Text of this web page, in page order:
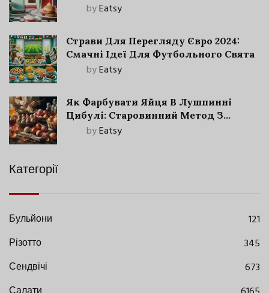
byEatsy
Страви Для Перегляду Євро 2024:
Смачні Ідеї Для Футбольного Свята
byEatsy
Як Фарбувати Яйця В Лушпинні
Цибулі: Старовинний Метод З
Сучасними Нюансами
byEatsy
Категорії
Бульйони
121
Різотто
345
Сендвічі
673